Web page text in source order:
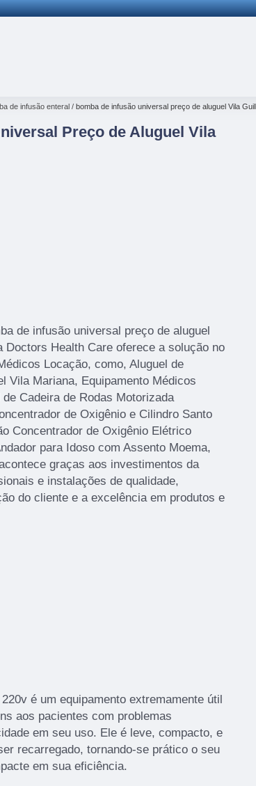
(15)3326-9334
de infusão enteral bomba de infusão universal preço de aluguel Vila
Preço de Aluguel Vila
de infusão universal preço de aluguel
Doctors Health Care oferece a solução no
Locação, como, Aluguel de
Vila Mariana, Equipamento Médicos
Cadeira de Rodas Motorizada
de Oxigênio e Cilindro Santo
Concentrador de Oxigênio Elétrico
para Idoso com Assento Moema,
graças aos investimentos da
e instalações de qualidade,
do cliente e a excelência em produtos e
é um equipamento extremamente útil
aos pacientes com problemas
em seu uso. Ele é leve, compacto, e
recarregado, tornando-se prático o seu
em sua eficiência.